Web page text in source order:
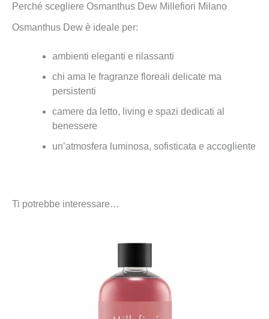
Perché scegliere Osmanthus Dew Millefiori Milano
Osmanthus Dew è ideale per:
ambienti eleganti e rilassanti
chi ama le fragranze floreali delicate ma
persistenti
camere da letto, living e spazi dedicati al
benessere
un’atmosfera luminosa, sofisticata e accogliente
Ti potrebbe interessare…